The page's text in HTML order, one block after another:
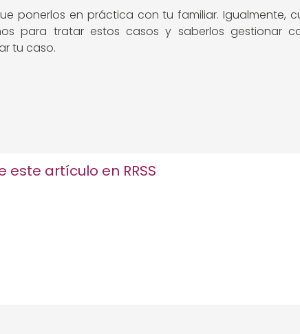
ponerlos en práctica con tu familiar. Igualmente,
para tratar estos casos y saberlos gestionar
tu caso.
este artículo en RRSS